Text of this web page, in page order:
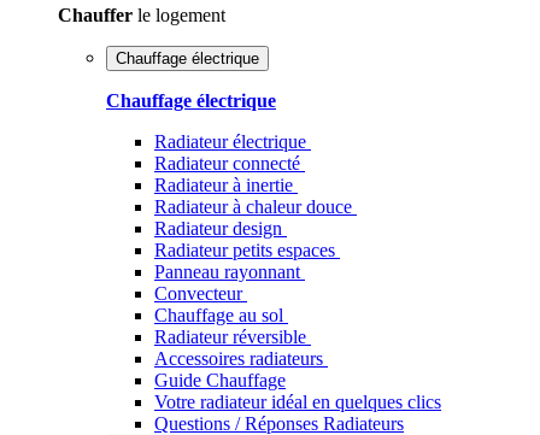
Chauffer le logement
Chauffage électrique
Chauffage électrique
Radiateur électrique
Radiateur connecté
Radiateur à inertie
Radiateur à chaleur douce
Radiateur design
Radiateur petits espaces
Panneau rayonnant
Convecteur
Chauffage au sol
Radiateur réversible
Accessoires radiateurs
Guide Chauffage
Votre radiateur idéal en quelques clics
Questions / Réponses Radiateurs